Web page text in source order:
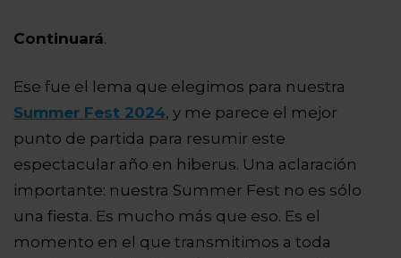
Continuará.
Ese fue el lema que elegimos para nuestra
Summer Fest 2024, y me parece el mejor
punto de partida para resumir este
espectacular año en hiberus. Una aclaración
importante: nuestra Summer Fest no es sólo
una fiesta. Es mucho más que eso. Es el
momento en el que transmitimos a toda